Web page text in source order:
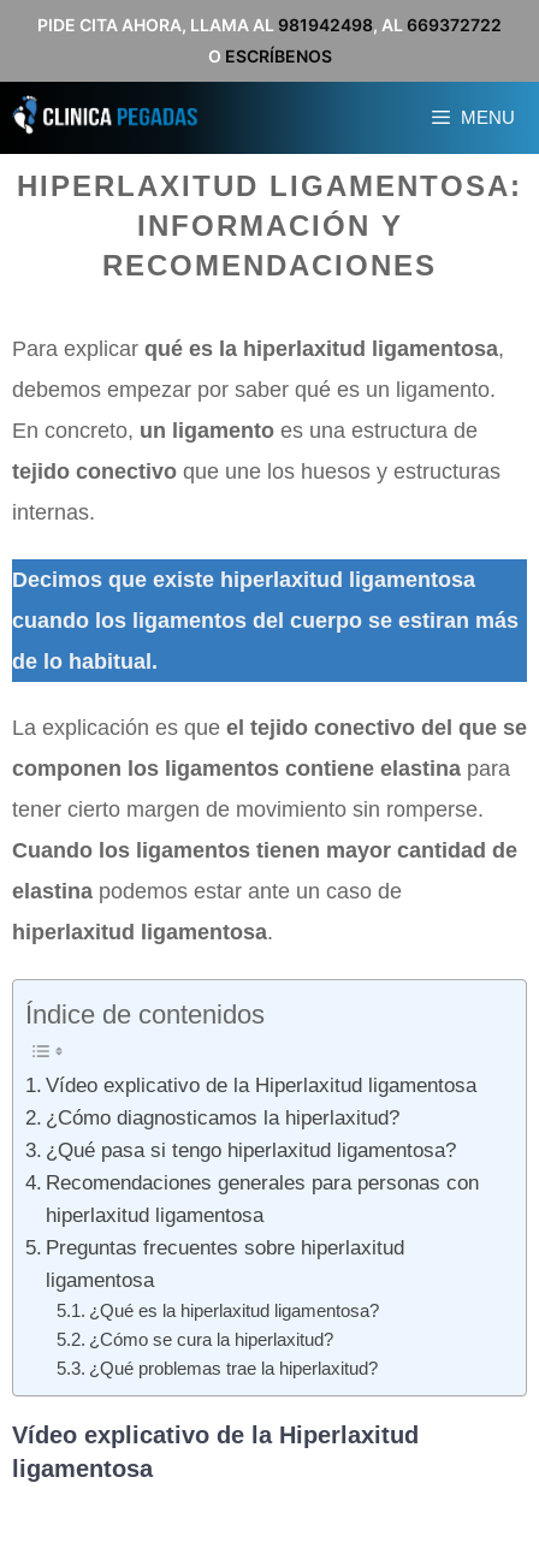
Saltar
contenido
PIDE CITA AHORA, LLAMA AL 981942498, AL 669372722
O ESCRÍBENOS
MENU
HIPERLAXITUD LIGAMENTOSA:
INFORMACIÓN Y
RECOMENDACIONES
Para explicar qué es la hiperlaxitud ligamentosa,
debemos empezar por saber qué es un ligamento.
En concreto, un ligamento es una estructura de
tejido conectivo que une los huesos y estructuras
internas.
Decimos que existe hiperlaxitud ligamentosa
cuando los ligamentos del cuerpo se estiran más
de lo habitual.
La explicación es que el tejido conectivo del que se
componen los ligamentos contiene elastina para
tener cierto margen de movimiento sin romperse.
Cuando los ligamentos tienen mayor cantidad de
elastina podemos estar ante un caso de
hiperlaxitud ligamentosa.
Índice de contenidos
Vídeo explicativo de la Hiperlaxitud ligamentosa
¿Cómo diagnosticamos la hiperlaxitud?
¿Qué pasa si tengo hiperlaxitud ligamentosa?
Recomendaciones generales para personas con
hiperlaxitud ligamentosa
Preguntas frecuentes sobre hiperlaxitud
ligamentosa
¿Qué es la hiperlaxitud ligamentosa?
¿Cómo se cura la hiperlaxitud?
¿Qué problemas trae la hiperlaxitud?
Vídeo explicativo de la Hiperlaxitud
ligamentosa